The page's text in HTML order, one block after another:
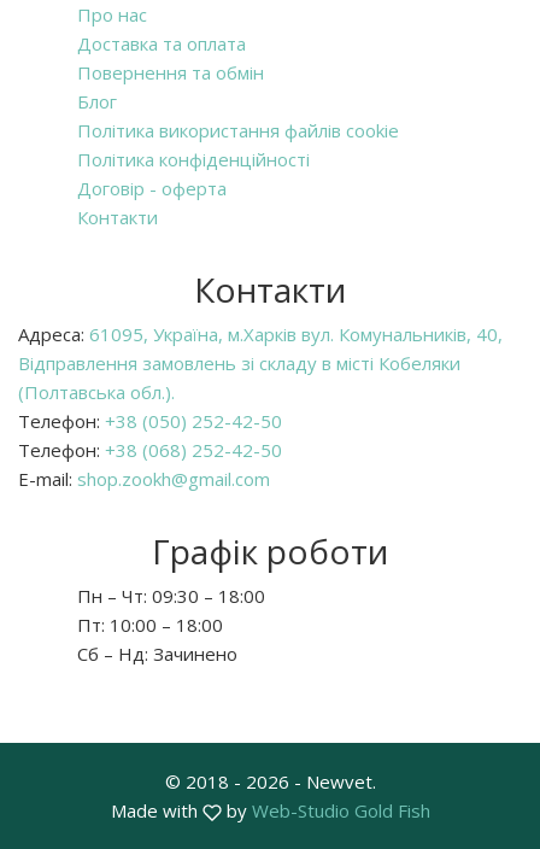
Про нас
Доставка та оплата
Повернення та обмін
Блог
Політика використання файлів cookie
Політика конфіденційності
Договір - оферта
Контакти
Контакти
Адреса: 61095, Україна, м.Харків вул. Комунальників, 40,
Відправлення замовлень зі складу в місті Кобеляки
(Полтавська обл.).
Телефон: +38 (050) 252-42-50
Телефон: +38 (068) 252-42-50
E-mail: shop.zookh@gmail.com
Графік роботи
Пн – Чт: 09:30 – 18:00
Пт: 10:00 – 18:00
Сб – Нд: Зачинено
© 2018 - 2026 - Newvet.
Made with
by Web-Studio Gold Fish